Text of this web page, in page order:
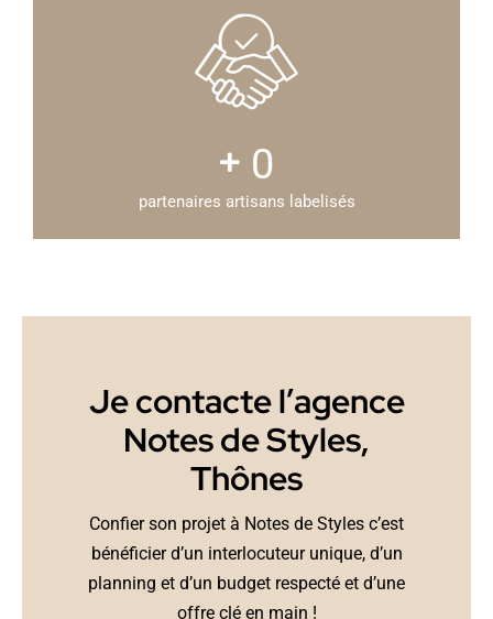
0
partenaires artisans labelisés
Je contacte l’agence
Notes de Styles,
Thônes
Confier son projet à Notes de Styles c’est
bénéficier d’un interlocuteur unique, d’un
planning et d’un budget respecté et d’une
offre clé en main !